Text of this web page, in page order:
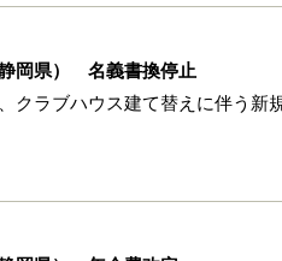
岡県） 名義書換停止
クラブハウス建て替えに伴う新